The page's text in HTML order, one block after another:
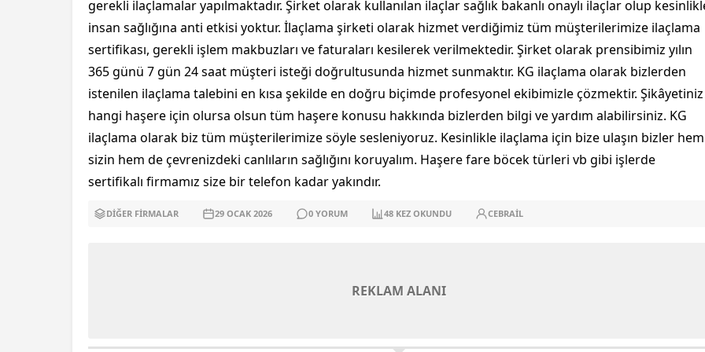
gerekli ilaçlamalar yapılmaktadır. Şirket olarak kullanılan ilaçlar sağlık bakanlı onaylı ilaçlar olup
insan sağlığına anti etkisi yoktur. İlaçlama şirketi olarak hizmet verdiğimiz tüm müşterilerimize ilaçlama
sertifikası, gerekli işlem makbuzları ve faturaları kesilerek verilmektedir. Şirket olarak prensibimiz yılın
365 günü 7 gün 24 saat müşteri isteği doğrultusunda hizmet sunmaktır. KG ilaçlama olarak bizlerden
istenilen ilaçlama talebini en kısa şekilde en doğru biçimde profesyonel ekibimizle çözmektir. Şikâyetiniz
hangi haşere için olursa olsun tüm haşere konusu hakkında bizlerden bilgi ve yardım alabilirsiniz. KG
ilaçlama olarak biz tüm müşterilerimize söyle sesleniyoruz. Kesinlikle ilaçlama için bize ulaşın bizler hem
sizin hem de çevrenizdeki canlıların sağlığını koruyalım. Haşere fare böcek türleri vb gibi işlerde
sertifikalı firmamız size bir telefon kadar yakındır.
DIĞER FIRMALAR 29 OCAK 2026 0 YORUM 48 KEZ OKUNDU CEBRAIL
REKLAM ALANI